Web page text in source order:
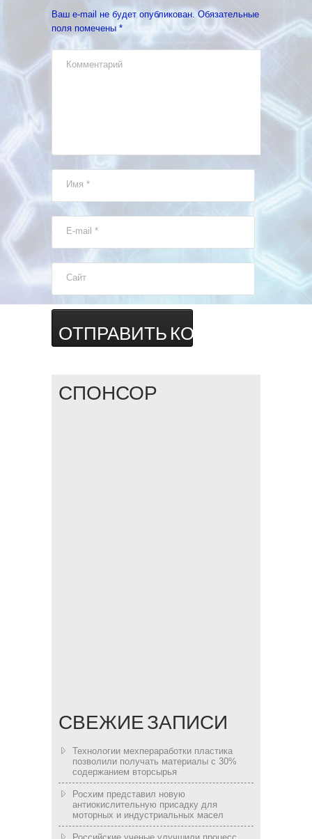
Ваш e-mail не будет опубликован. Обязательные
поля помечены *
Комментарий
Имя *
E-mail *
Сайт
СПОНСОР
СВЕЖИЕ ЗАПИСИ
Технологии мехпераработки пластика
позволили получать материалы с 30%
содержанием вторсырья
Росхим представил новую
антиокислительную присадку для
моторных и индустриальных масел